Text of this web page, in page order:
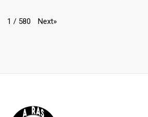
1 / 580 Next»